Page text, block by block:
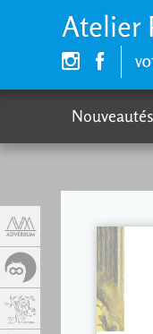
Atelier
Nouveautés
Panneau de